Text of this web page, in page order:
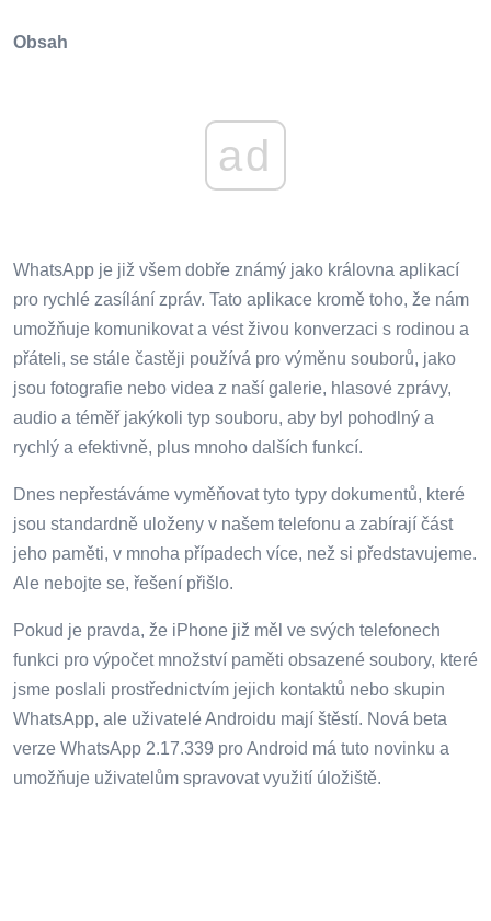
Obsah
ad
WhatsApp je již všem dobře známý jako královna aplikací
pro rychlé zasílání zpráv. Tato aplikace kromě toho, že nám
umožňuje komunikovat a vést živou konverzaci s rodinou a
přáteli, se stále častěji používá pro výměnu souborů, jako
jsou fotografie nebo videa z naší galerie, hlasové zprávy,
audio a téměř jakýkoli typ souboru, aby byl pohodlný a
rychlý a efektivně, plus mnoho dalších funkcí.
Dnes nepřestáváme vyměňovat tyto typy dokumentů, které
jsou standardně uloženy v našem telefonu a zabírají část
jeho paměti, v mnoha případech více, než si představujeme.
Ale nebojte se, řešení přišlo.
Pokud je pravda, že iPhone již měl ve svých telefonech
funkci pro výpočet množství paměti obsazené soubory, které
jsme poslali prostřednictvím jejich kontaktů nebo skupin
WhatsApp, ale uživatelé Androidu mají štěstí. Nová beta
verze WhatsApp 2.17.339 pro Android má tuto novinku a
umožňuje uživatelům spravovat využití úložiště.